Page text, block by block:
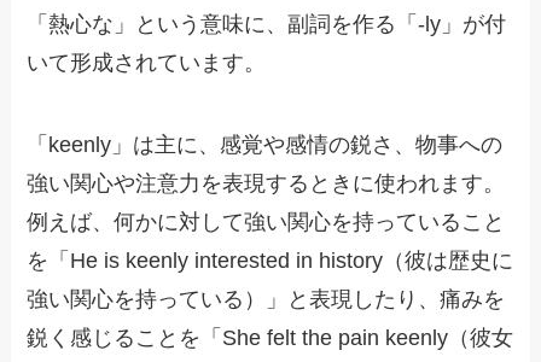
「熱心な」という意味に、副詞を作る「-ly」が付
いて形成されています。
「keenly」は主に、感覚や感情の鋭さ、物事への
強い関心や注意力を表現するときに使われます。
例えば、何かに対して強い関心を持っていること
を「He is keenly interested in history（彼は歴史に
強い関心を持っている）」と表現したり、痛みを
鋭く感じることを「She felt the pain keenly（彼女